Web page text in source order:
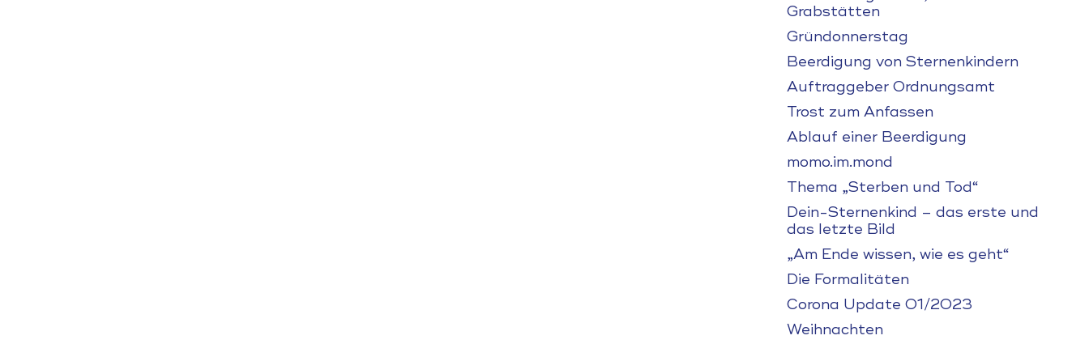
Grabstätten
Gründonnerstag
Beerdigung von Sternenkindern
Auftraggeber Ordnungsamt
Trost zum Anfassen
Ablauf einer Beerdigung
momo.im.mond
Thema „Sterben und Tod“
Dein-Sternenkind – das erste und
das letzte Bild
„Am Ende wissen, wie es geht“
Die Formalitäten
Corona Update 01/2023
Weihnachten